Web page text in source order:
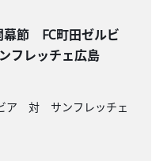
幕節 FC町田ゼルビ
レッチェ広島
ア 対 サンフレッチェ